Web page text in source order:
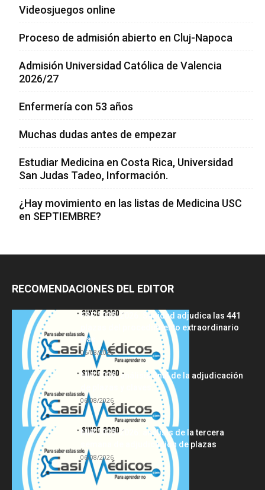
Videosjuegos online
Proceso de admisión abierto en Cluj-Napoca
Admisión Universidad Católica de Valencia
2026/27
Enfermería con 53 años
Muchas dudas antes de empezar
Estudiar Medicina en Costa Rica, Universidad
San Judas Tadeo, Información.
¿Hay movimiento en las listas de Medicina USC
en SEPTIEMBRE?
RECOMENDACIONES DEL EDITOR
FSE 2025-2026: Sanidad adjudica las 441
plazas del procedimiento extraordinario
tras...
06/08/2026
MIR 2026: análisis final de la adjudicación
de plazas y claves...
06/08/2026
MIR 2025-2026: análisis de la tercera
semana de adjudicación de plazas
06/08/2026